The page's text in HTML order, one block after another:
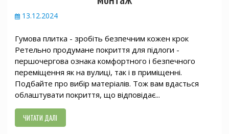
13.12.2024
Гумова плитка - зробіть безпечним кожен крок
Ретельно продумане покриття для підлоги -
першочергова ознака комфортного і безпечного
переміщення як на вулиці, так і в приміщенні.
Подбайте про вибір матеріалів. Тож вам вдасться
облаштувати покриття, що відповідає...
ЧИТАТИ ДАЛІ